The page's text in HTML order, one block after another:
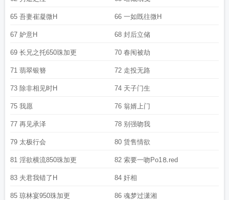
65 吾妻崔凝微H 66 一如既往微H
67 妒意H 68 封后立储
69 长兄之托650珠加更 70 春闱被劫
71 翡翠银簪 72 走投无路
73 除非相见时H 74 天子门生
75 我愿 76 翁婿上门
77 再见承泽 78 别强吻我
79 太极行会 80 赁售情欲
81 淫欲横流850珠加更 82 索要一吻Рo1⒏red
83 夫君我错了H 84 奸相
85 琼林宴950珠加更 86 魂梦过潇湘